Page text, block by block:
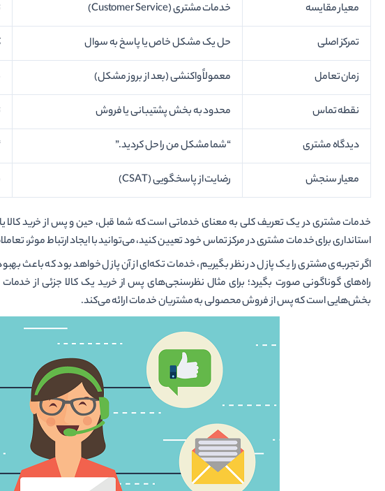
معیار مقایسه خدمات مشتری (Customer Service)
تمرکز اصلی حل یک مشکل خاص یا پاسخ به سوال
زمان تعامل معمولاً واکنشی (بعد از بروز مشکل)
نقطه تماس محدود به بخش پشتیبانی یا فروش
دیدگاه مشتری “شما مشکل من را حل کردید.”
معیار سنجش رضایت از پاسخگویی (CSAT)
خدمات مشتری در یک تعریف کلی به معنای خدماتی است که شما قبل، حین و پس از خرید
استانداری برای خدمات مشتری در مرکز تماس خود تعیین کنید، می‌توانید با ایجاد ارتباط موثر،
اگر تجربه‌ی مشتری را یک پازل در نظر بگیریم، خدمات تکه‌ای از آن پازل خواهد بود که باعث
راه‌های گوناگونی صورت بگیرد؛ برای مثال نظرسنجی‌های پس از خرید یک کالا جزئی از
بخش‌هایی است که پس از فروش محصولی به مشتریان خدمات ارائه می‌کند.